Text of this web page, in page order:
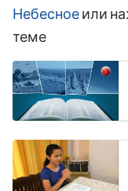
Небесноеили
теме